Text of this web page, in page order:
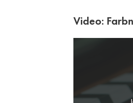
Video: